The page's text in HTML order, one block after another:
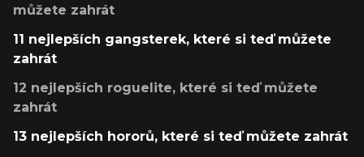
můžete zahrát
11 nejlepších gangsterek, které si teď můžete
zahrát
12 nejlepších roguelite, které si teď můžete
zahrát
13 nejlepších hororů, které si teď můžete zahrát